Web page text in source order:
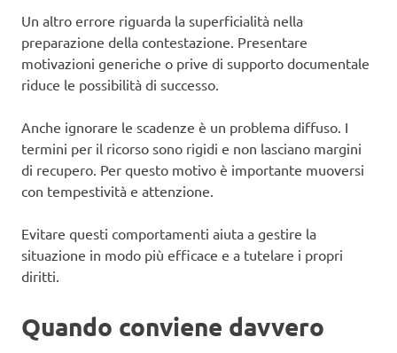
Un altro errore riguarda la superficialità nella
preparazione della contestazione. Presentare
motivazioni generiche o prive di supporto documentale
riduce le possibilità di successo.
Anche ignorare le scadenze è un problema diffuso. I
termini per il ricorso sono rigidi e non lasciano margini
di recupero. Per questo motivo è importante muoversi
con tempestività e attenzione.
Evitare questi comportamenti aiuta a gestire la
situazione in modo più efficace e a tutelare i propri
diritti.
Quando conviene davvero